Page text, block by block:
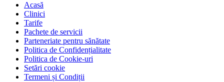
Acasă
Clinici
Tarife
Pachete de servicii
Parteneriate pentru sănătate
Politica de Confidențialitate
Politica de Cookie-uri
Setări cookie
Termeni și Condiții